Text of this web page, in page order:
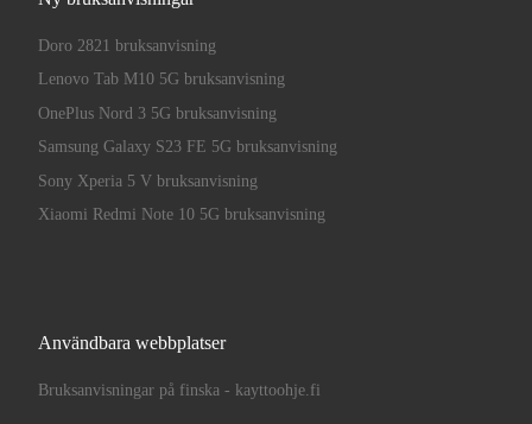
Doro 2821 bruksanvisning
Lenovo Tab M10 5G bruksanvisning
OnePlus Nord 3 5G bruksanvisning
Samsung Galaxy S23 FE 5G bruksanvisning
Sony Xperia 5 V bruksanvisning
Xiaomi Redmi Note 10 5G bruksanvisning
Användbara webbplatser
Bruksanvisningar på finska - kayttoohje.fi